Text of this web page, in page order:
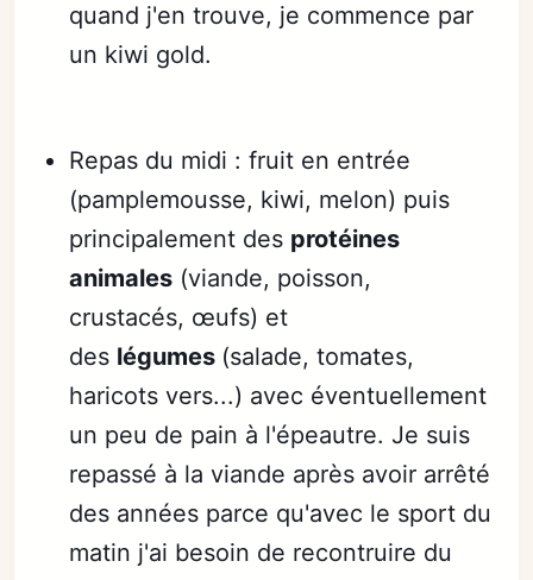
quand j'en trouve, je commence par
un kiwi gold.
Repas du midi : fruit en entrée
(pamplemousse, kiwi, melon) puis
principalement des protéines
animales (viande, poisson,
crustacés, œufs) et
des légumes (salade, tomates,
haricots vers...) avec éventuellement
un peu de pain à l'épeautre. Je suis
repassé à la viande après avoir arrêté
des années parce qu'avec le sport du
matin j'ai besoin de recontruire du